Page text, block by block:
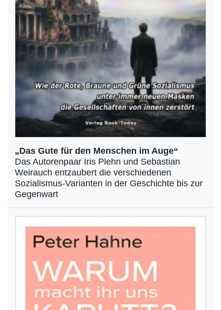
„Das Gute für den Menschen im Auge“
Das Autorenpaar Iris Plehn und Sebastian
Weirauch entzaubert die verschiedenen
Sozialismus-Varianten in der Geschichte bis zur
Gegenwart